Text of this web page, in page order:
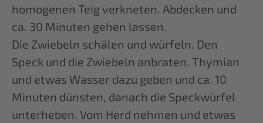
homogenen Teig verkneten. Abdecken und
ca. 30 Minuten gehen lassen.
Die Zwiebeln schälen und würfeln. Den
Speck und die Zwiebeln anbraten. Thymian
und etwas Wasser dazu geben und ca. 10
Minuten dünsten, danach die Speckwürfel
unterheben. Vom Herd nehmen und etwas